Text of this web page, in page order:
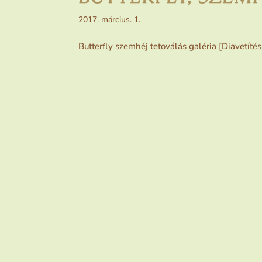
2017. március. 1.
Butterfly szemhéj tetoválás galéria